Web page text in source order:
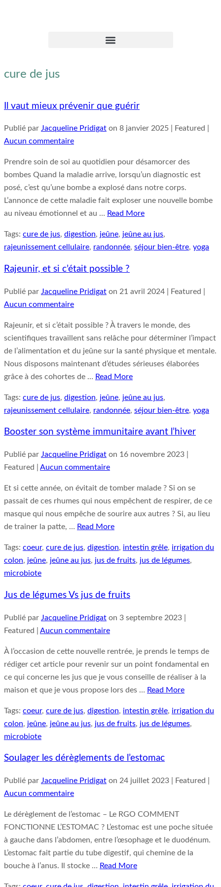
cure de jus
Il vaut mieux prévenir que guérir
Publié par Jacqueline Pridigat on 8 janvier 2025 | Featured
Aucun commentaire
Prendre soin de soi au quotidien pour désamorcer des
bombes Quand la maladie arrive, lorsqu’un diagnostic est
posé, c’est qu’une bombe a explosé dans notre corps.
L’annonce de cette maladie fait exploser une nouvelle bombe
au niveau émotionnel et au … Read More
Tags: cure de jus, digestion, jeûne, jeûne au jus,
rajeunissement cellulaire, randonnée, séjour bien-être, yoga
Rajeunir, et si c’était possible ?
Publié par Jacqueline Pridigat on 21 avril 2024 | Featured
Aucun commentaire
Rajeunir, et si c’était possible ? À travers le monde, des
scientifiques travaillent sans relâche pour déterminer l’impact
de l’alimentation et du jeûne sur la santé physique et mentale.
Nous disposons maintenant d’études sérieuses élaborées
grâce à des cohortes de … Read More
Tags: cure de jus, digestion, jeûne, jeûne au jus,
rajeunissement cellulaire, randonnée, séjour bien-être, yoga
Booster son système immunitaire avant l’hiver
Publié par Jacqueline Pridigat on 16 novembre 2023
Featured
Aucun commentaire
Et si cette année, on évitait de tomber malade ? Si on se
passait de ces rhumes qui nous empêchent de respirer, de ce
masque qui nous empêche de sourire aux autres ? Si, au lieu
de trainer la patte, … Read More
Tags: coeur, cure de jus, digestion, intestin grêle, irrigation du
colon, jeûne, jeûne au jus, jus de fruits, jus de légumes,
microbiote
Jus de légumes Vs jus de fruits
Publié par Jacqueline Pridigat on 3 septembre 2023
Featured
Aucun commentaire
À l’occasion de cette nouvelle rentrée, je prends le temps de
rédiger cet article pour revenir sur un point fondamental en
ce qui concerne les jus que je vous conseille de réaliser à la
maison et que je vous propose lors des … Read More
Tags: coeur, cure de jus, digestion, intestin grêle, irrigation du
colon, jeûne, jeûne au jus, jus de fruits, jus de légumes,
microbiote
Soulager les dérèglements de l’estomac
Publié par Jacqueline Pridigat on 24 juillet 2023 | Featured
Aucun commentaire
Le dérèglement de l’estomac – Le RGO COMMENT
FONCTIONNE L’ESTOMAC ? L’estomac est une poche située
à gauche dans l’abdomen, entre l’œsophage et le duodénum.
L’estomac fait partie du tube digestif, qui chemine de la
bouche à l’anus. Il stocke … Read More